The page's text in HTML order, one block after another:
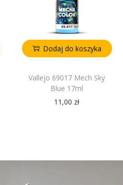
Dodaj do koszyka
Vallejo 69017 Mech Sky
Blue 17ml
11,00 zł